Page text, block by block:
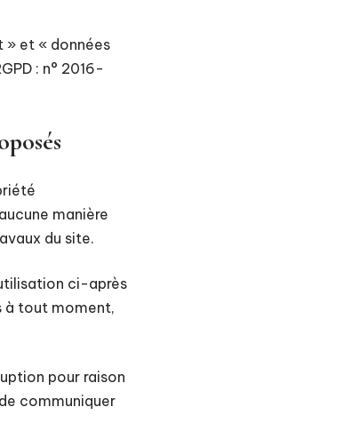
» et « données
: n° 2016-
manière
du site.
ci-après
à tout moment,
pour raison
communiquer